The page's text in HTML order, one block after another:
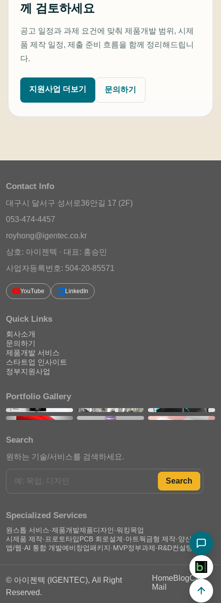
께 검토하세요
공고 일정과 과제 요건에 맞춰 제품개발 범위, 시제
품 제작 일정, 제출 준비 흐름을 함께 정리해드립니
다.
지원사업 더보기 문의하기
Contact Info
대구시 달서구 성서로36안길 17 (2F)
053-474-4457
royhong@igentec.co.kr
상호: 아이젠텍 · 대표: 홍승민
사업자등록번호: 504-20-85571
YouTube LinkedIn
Quick Links
회사소개
문의하기
제품개발 서비스
스타트업 인사이트
정부지원사업
Portfolio Gallery
Search
원하는 기술/서비스를 검색하세요.
Search
Specialized Services
원스톱 서비스·제품개발제품디자인·워킹목업
시제품 제작·프로토타입 PCB 회로설계·아트웍 금형 제작·양산 준비
앱/웹·AI 통합 개발예비창업패키지·MVP정부과제·R&D컨설팅
© 아이젠텍 (IGENTEC), All Right
Reserved.
HomeBlogCall
Mail